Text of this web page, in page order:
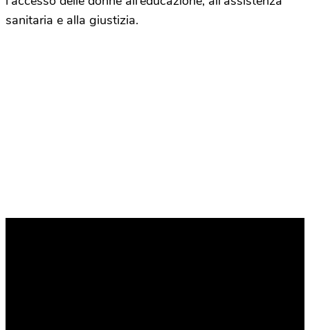
sanitaria e alla giustizia.